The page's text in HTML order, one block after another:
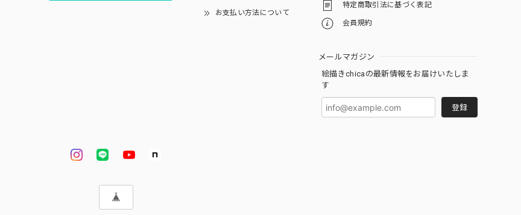
お支払い方法について
特定商取引法に基づく表記
会員規約
メールマガジン
絵描きchicaの最新情報をお届けいたしま
す
登録